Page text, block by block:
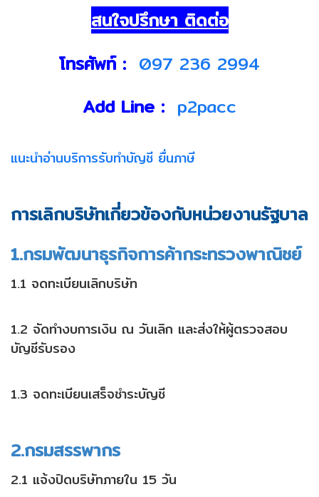
สนใจปรึกษา ติดต่อ
โทรศัพท์ : 097 236 2994
Add Line : p2pacc
แนะนำอ่านบริการรับทำบัญชี ยื่นภาษี
การเลิกบริษัทเกี่ยวข้องกับหน่วยงานรัฐบาล
1.กรมพัฒนาธุรกิจการค้ากระทรวงพาณิชย์
1.1 จดทะเบียนเลิกบริษัท
1.2 จัดทำงบการเงิน ณ วันเลิก และส่งให้ผู้ตรวจสอบ
บัญชีรับรอง
1.3 จดทะเบียนเสร็จชำระบัญชี
2.กรมสรรพากร
2.1 แจ้งปิดบริษัทภายใน 15 วัน